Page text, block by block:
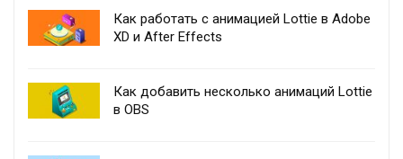
Как работать с анимацией Lottie в Adobe
XD и After Effects
Как добавить несколько анимаций Lottie
в OBS